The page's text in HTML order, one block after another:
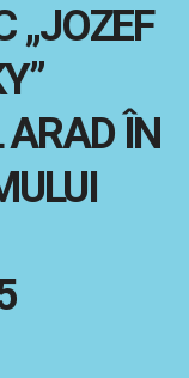
„JOZEF
ARAD ÎN